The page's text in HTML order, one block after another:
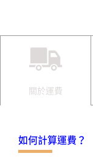
關於運費
如何計算運費？